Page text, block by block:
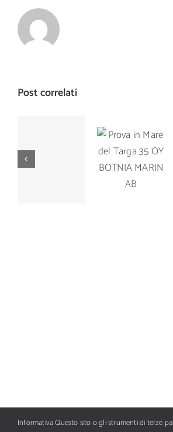
Post correlati
Prova di
navigazione
Prova in
Mare del
Targa 35
OY
BOTNIA
Informativa Questo sito o gli strumenti di terze